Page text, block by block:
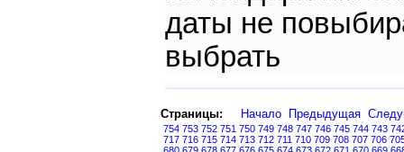
даты не
выбрать
Страницы: Начало Предыдущая
754 753 752 751 750 749 748 747 746 745 744 743
717 716 715 714 713 712 711 710 709 708 707 706